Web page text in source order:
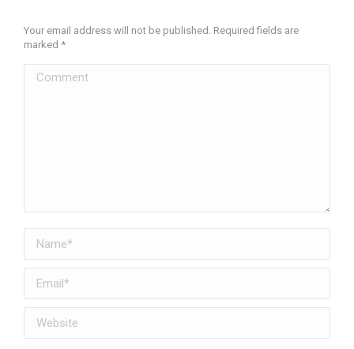
Your email address will not be published. Required fields are
marked *
Comment
Name *
Email *
Website